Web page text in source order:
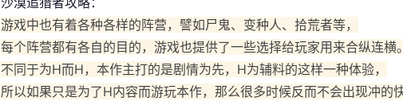
游戏中也有着各种各样的阵营，譬如尸鬼、变种人、拾荒者等，
每个阵营都有各自的目的，游戏也提供了一些选择给玩家用来合纵连横。
不同于为H而H，本作主打的是剧情为先，H为辅料的这样一种体验，
所以如果只是为了H内容而游玩本作，那么很多时候反而不会出现冲的